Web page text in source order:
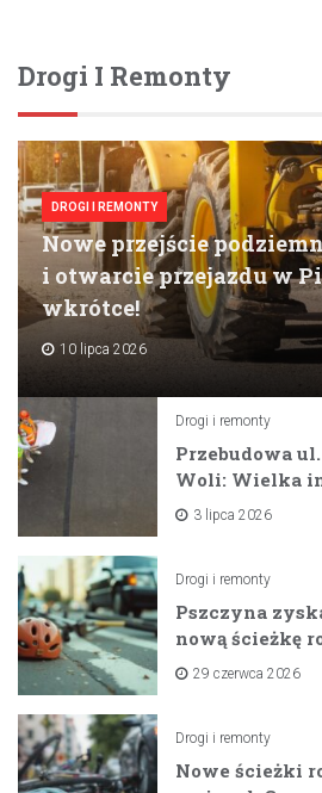
Drogi I Remonty
DROGI I REMONTY
Nowe przejście
i otwarcie przejazdu w
wkrótce!
10 lipca 2026
Drogi i remonty
Przebudowa
Woli: Wielka
na horyzoncie
3 lipca 2026
Drogi i remonty
Pszczyna
nową ścieżkę
zaporami
29 czerwca 2026
Drogi i remonty
Nowe ścieżki